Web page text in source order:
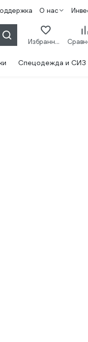
О нас
Избранное
Спецодежда и СИЗ